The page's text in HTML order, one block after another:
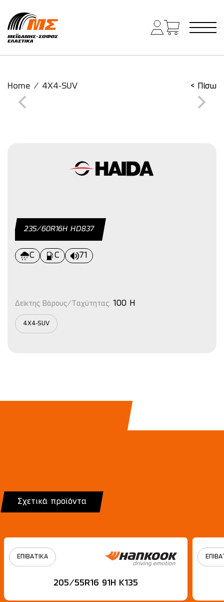
Main Navigation
Home / 4X4-SUV < Πίσω
235/60R16H HD837
C C 71
Δείκτης Βάρους/Ταχύτητας: 100 H
4X4-SUV
Σχετικά προϊόντα
ΕΠΙΒΑΤΙΚΑ
205/55R16 91H Κ135